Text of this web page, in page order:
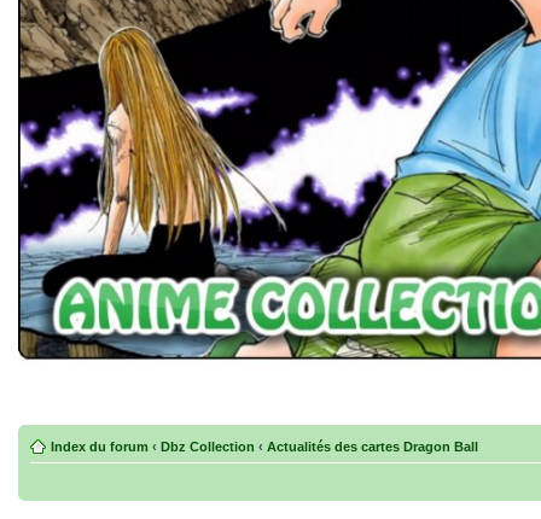
Index du forum ‹ Dbz Collection ‹ Actualités des cartes Dragon Ball